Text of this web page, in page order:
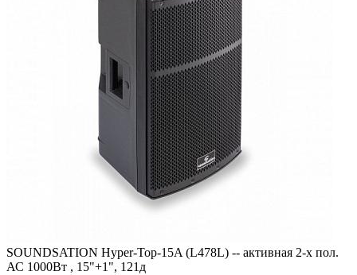
SOUNDSATION Hyper-Top-15A (L478L) -- активная 2-х пол.
АС 1000Вт , 15"+1", 121д